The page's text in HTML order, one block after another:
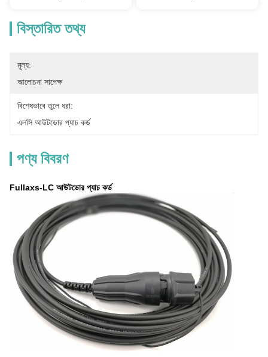
বিস্তারিত তথ্য
মূল্য:
আলোচনা সাপেক্ষ
বিশেষভাবে তুলে ধরা:
এলসি আউটডোর প্যাচ কর্ড
পণ্য বিবরণ
Fullaxs-LC আউটডোর প্যাচ কর্ড